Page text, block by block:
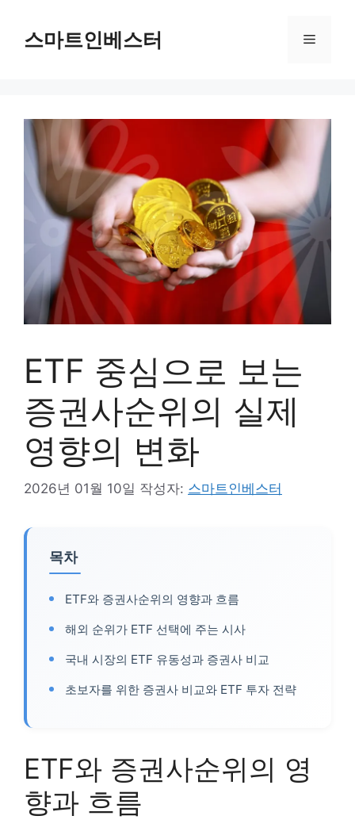
스마트인베스터 메
ETF 중심으로 보는
증권사순위의 실제
영향의 변화
2026년 01월 10일 작성자: 스마트인베스터
목차
ETF와 증권사순위의 영향과 흐름
해외 순위가 ETF 선택에 주는 시사
국내 시장의 ETF 유동성과 증권사 비교
초보자를 위한 증권사 비교와 ETF 투자 전략
ETF와 증권사순위의 영
향과 흐름